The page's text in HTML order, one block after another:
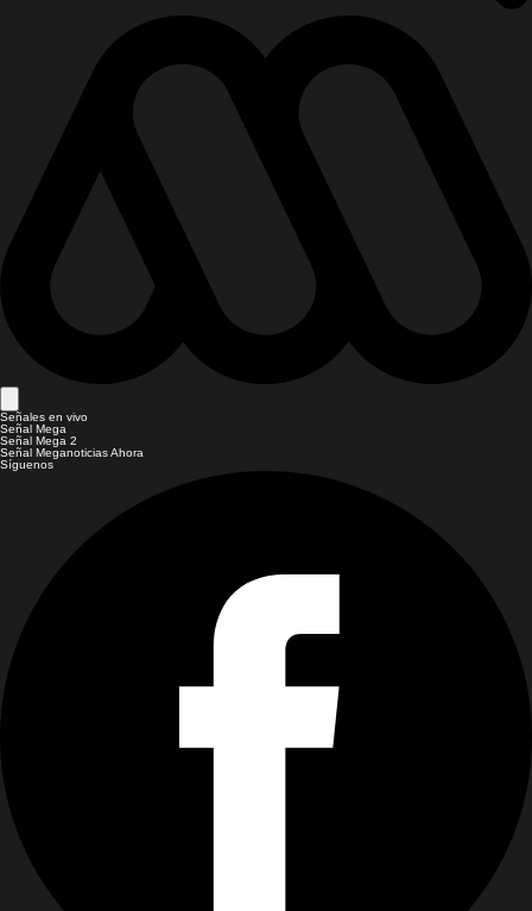
Señales en vivo
Señal Mega
Señal Mega 2
Señal Meganoticias Ahora
Síguenos